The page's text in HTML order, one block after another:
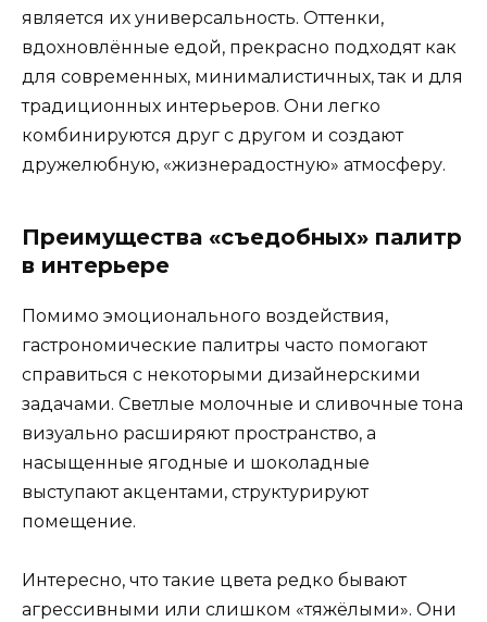
является их универсальность. Оттенки,
вдохновлённые едой, прекрасно подходят как
для современных, минималистичных, так и для
традиционных интерьеров. Они легко
комбинируются друг с другом и создают
дружелюбную, «жизнерадостную» атмосферу.
Преимущества «съедобных» палитр
в интерьере
Помимо эмоционального воздействия,
гастрономические палитры часто помогают
справиться с некоторыми дизайнерскими
задачами. Светлые молочные и сливочные тона
визуально расширяют пространство, а
насыщенные ягодные и шоколадные
выступают акцентами, структурируют
помещение.
Интересно, что такие цвета редко бывают
агрессивными или слишком «тяжёлыми». Они